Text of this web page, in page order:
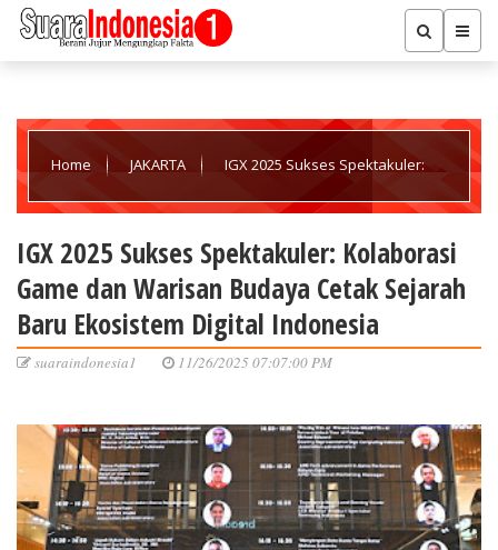
Home JAKARTA IGX 2025 Sukses Spektakuler:
Ekosistem Digital Indonesia
IGX 2025 Sukses Spektakuler: Kolaborasi
Game dan Warisan Budaya Cetak Sejarah
Baru Ekosistem Digital Indonesia
suaraindonesia1 11/26/2025 07:07:00 PM